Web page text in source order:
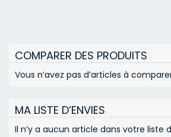
COMPARER DES PRODUITS
Vous n’avez pas d’articles à
MA LISTE D’ENVIES
Il n’y a aucun article dans votre liste